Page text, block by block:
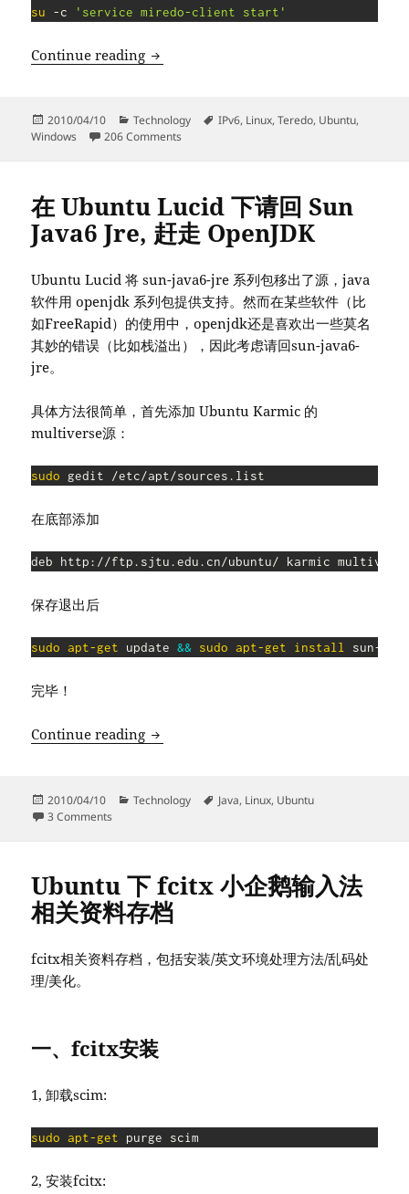
su -c 'service miredo-client start'
Continue reading 开启 Teredo 通道, 提前感受 IPv6 （for
Posted
on
2010/04/10 Categories
Technology Tags
IPv6, Linux,Teredo, Ubuntu,
Windows
206 Comments
在 Ubuntu Lucid 下请回 Sun
Java6 Jre, 赶走 OpenJDK
Ubuntu Lucid 将 sun-java6-jre 系列包移出了源，java
软件用 openjdk 系列包提供支持。然而在某些软件（比
如FreeRapid）的使用中，openjdk还是喜欢出一些莫名
其妙的错误（比如栈溢出），因此考虑请回sun-java6-
jre。
具体方法很简单，首先添加 Ubuntu Karmic 的
multiverse源：
sudo
在底部添加
保存退出后
sudo apt-get update && sudo apt-get install
完毕！
Continue reading 在 Ubuntu Lucid 下请回 Sun Java6 Jre,
Posted
on
2010/04/10 Categories
Technology Tags
Java, Linux, Ubuntu
3 Comments
Ubuntu 下 fcitx 小企鹅输入法
相关资料存档
fcitx相关资料存档，包括安装/英文环境处理方法/乱码处
理/美化。
一、fcitx安装
1, 卸载scim:
sudo apt-get purge scim
2, 安装fcitx: